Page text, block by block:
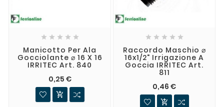
    
Manicotto Per Ala
Gocciolante ⌀ 16 X 16
IRRITEC Art. 840
0,25 €

    
Raccordo Maschio ⌀
16x1/2" Irrigazione A
Goccia IRRITEC Art.
811
0,46 €
